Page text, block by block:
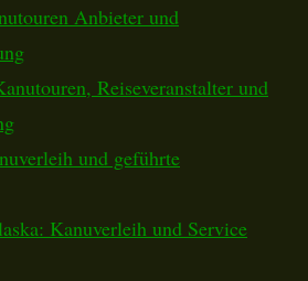
Anbieter und
Reiseveranstalter und
und geführte
Kanuverleih und Service